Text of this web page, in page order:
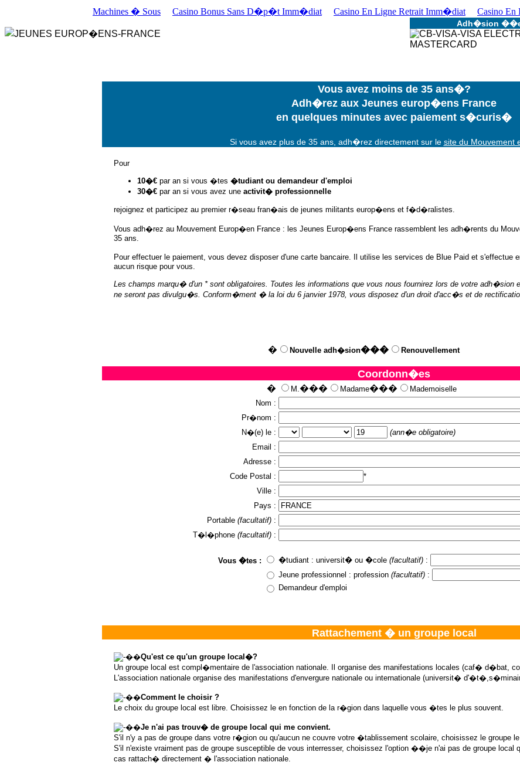
Machines � Sous Casino Bonus Sans D�p�t Imm�diat Casino En Ligne Retrait Imm�diat Casino En
Adh�sion
Vous avez moins de 35 ans�?
Adh�rez aux Jeunes europ�ens France
en quelques minutes avec paiement s�curis�
Si vous avez plus de 35 ans, adh�rez directement sur le site du Mouvement
Pour
10�€ par an si vous �tes �tudiant ou demandeur d'emploi
30�€ par an si vous avez une activit� professionnelle
rejoignez et participez au premier r�seau fran�ais de jeunes militants europ�ens et f�d�ralistes.
Vous adh�rez au Mouvement Europ�en France : les Jeunes Europ�ens France rassemblent les adh�rents du
35 ans.
Pour effectuer le paiement, vous devez disposer d'une carte bancaire. Il utilise les services de Blue Paid et
aucun risque pour vous.
Les champs marqu� d'un * sont obligatoires. Toutes les informations que vous nous fournirez lors de votre
ne seront pas divulgu�s. Conform�ment � la loi du 6 janvier 1978, vous disposez d'un droit d'acc�s et de
� Nouvelle adh�sion��� Renouvellement
Coordonn�es
� M.��� Madame���
Mademoiselle
Nom :
Pr�nom :
N�(e) le :
(ann�e obligatoire)
Email :
Adresse :
Code Postal :
*
Ville :
Pays :
Portable (facultatif) :
T�l�phone (facultatif) :
Vous �tes : �tudiant : universit� ou �cole (facultatif) :
Jeune professionnel : profession (facultatif) :
Demandeur d'emploi
Rattachement � un groupe local
��Qu'est ce qu'un groupe local�?
Un groupe local est compl�mentaire de l'association nationale. Il organise des manifestations locales (caf� d�bat,
L'association nationale organise des manifestations d'envergure nationale ou internationale (universit�
��Comment le choisir ?
Le choix du groupe local est libre. Choisissez le en fonction de la r�gion dans laquelle vous �tes le plus souvent.
��Je n'ai pas trouv� de groupe local qui me convient.
S'il n'y a pas de groupe dans votre r�gion ou qu'aucun ne couvre votre �tablissement scolaire, choisissez le groupe
S'il n'existe vraiment pas de groupe susceptible de vous interresser, choisissez l'option ��je n'ai pas de groupe
cas rattach� directement � l'association nationale.